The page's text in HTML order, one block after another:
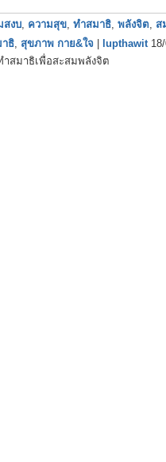
สงบ, ความสุข, ทำสมาธิ, พลังจิต, ส
าธิ, สุขภาพ กาย&ใจ lupthawit18/
สมาธิเพื่อสะสมพลังจิต